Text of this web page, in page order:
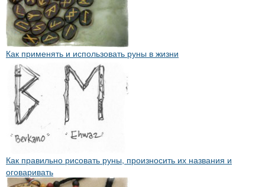
Как применять и использовать руны в жизни
Как правильно рисовать руны, произносить их названия и
оговаривать